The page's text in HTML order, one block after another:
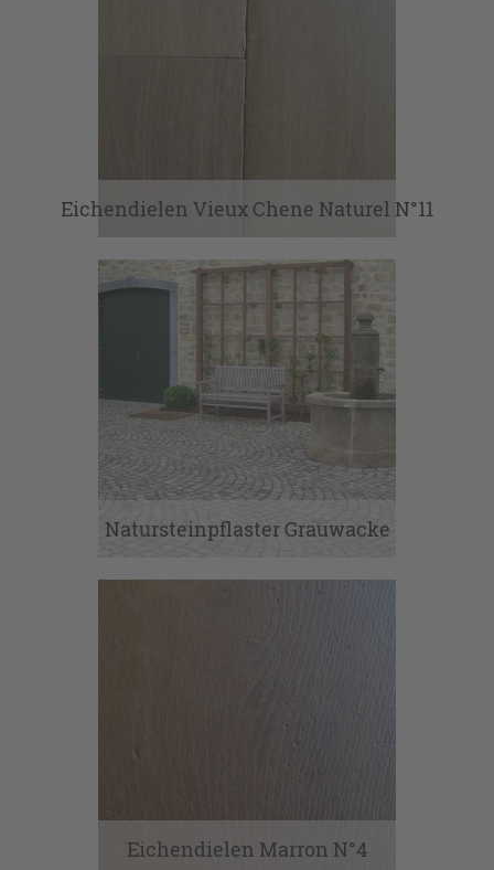
Eichendielen Vieux Chene Naturel N°11
Natursteinpflaster Grauwacke
Eichendielen Marron N°4